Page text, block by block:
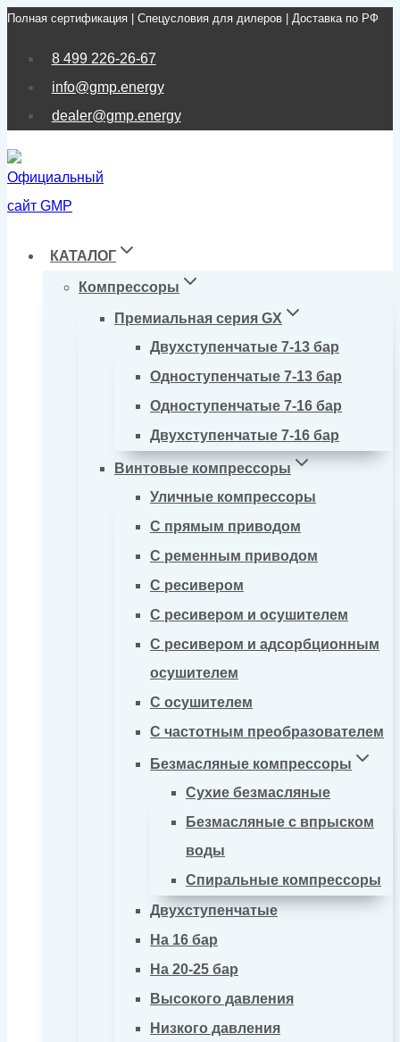
Перейти
Полная сертификация | Спецусловия для дилеров | Доставка по РФ
8 499 226-26-67
info@gmp.energy
dealer@gmp.energy
КАТАЛОГ
Компрессоры
Премиальная серия GX
Двухступенчатые 7-13 бар
Одноступенчатые 7-13 бар
Одноступенчатые 7-16 бар
Двухступенчатые 7-16 бар
Винтовые компрессоры
Уличные компрессоры
С прямым приводом
С ременным приводом
С ресивером
С ресивером и осушителем
С ресивером и адсорбционным
осушителем
С осушителем
С частотным преобразователем
Безмасляные компрессоры
Сухие безмасляные
Безмасляные с впрыском
воды
Спиральные компрессоры
Двухступенчатые
На 16 бар
На 20-25 бар
Высокого давления
Низкого давления